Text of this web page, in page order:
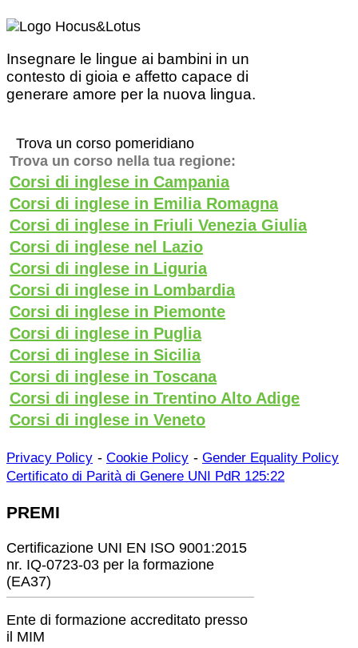
Insegnare le lingue ai bambini in un
contesto di gioia e affetto capace di
generare amore per la nuova lingua.
Trova un corso pomeridiano
Trova un corso nella tua regione:
Corsi di inglese in Campania
Corsi di inglese in Emilia Romagna
Corsi di inglese in Friuli Venezia Giulia
Corsi di inglese nel Lazio
Corsi di inglese in Liguria
Corsi di inglese in Lombardia
Corsi di inglese in Piemonte
Corsi di inglese in Puglia
Corsi di inglese in Sicilia
Corsi di inglese in Toscana
Corsi di inglese in Trentino Alto Adige
Corsi di inglese in Veneto
Privacy Policy - Cookie Policy - Gender Equality Policy
Certificato di Parità di Genere UNI PdR 125:22
PREMI
Certificazione UNI EN ISO 9001:2015
nr. IQ-0723-03 per la formazione
(EA37)
Ente di formazione accreditato presso
il MIM